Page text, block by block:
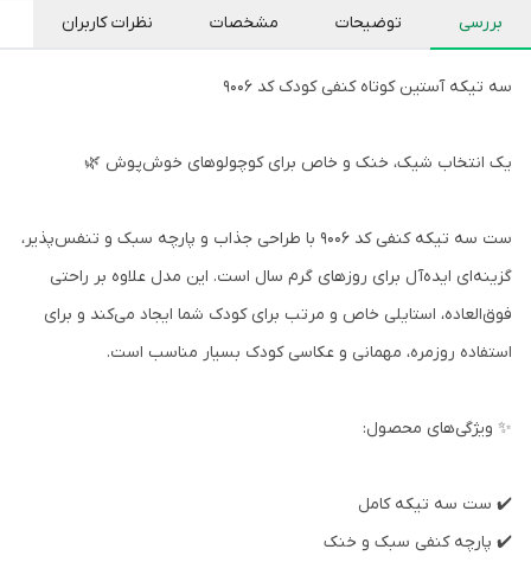
بررسی توضیحات مشخصات نظرات کاربران
سه تیکه آستین کوتاه کنفی کودک کد 9006
یک انتخاب شیک، خنک و خاص برای کوچولوهای خوش‌پوش 🌿
ست سه تیکه کنفی کد 9006 با طراحی جذاب و پارچه سبک و تنفس‌پذیر،
گزینه‌ای ایده‌آل برای روزهای گرم سال است. این مدل علاوه بر راحتی
فوق‌العاده، استایلی خاص و مرتب برای کودک شما ایجاد می‌کند و برای
استفاده روزمره، مهمانی و عکاسی کودک بسیار مناسب است.
✨ ویژگی‌های محصول:
✔️ ست سه تیکه کامل
✔️ پارچه کنفی سبک و خنک